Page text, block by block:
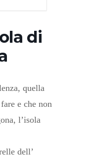
di
quella
e che non
l’isola
dell’